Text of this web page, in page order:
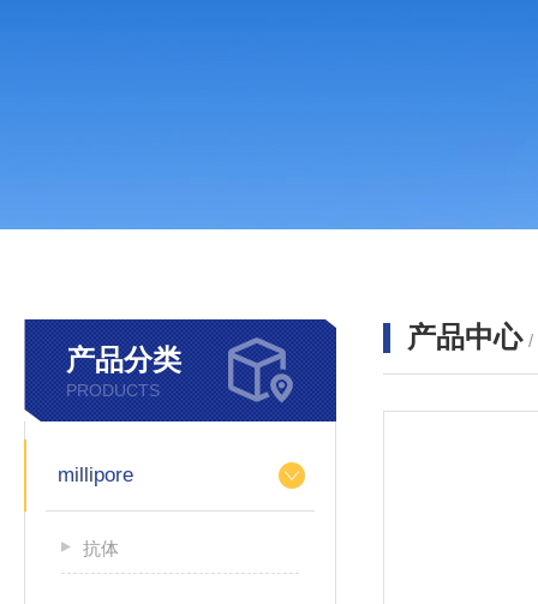
产品分类
PRODUCTS
millipore
抗体
产品中心 /